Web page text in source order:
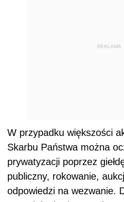
REKLAMA
W przypadku większości
Skarbu Państwa można
prywatyzacji poprzez
publiczny, rokowanie,
odpowiedzi na wezwanie.